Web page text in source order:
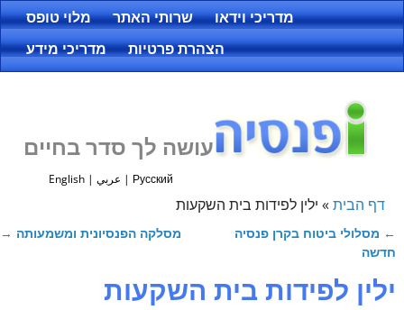
מלוי טופס שרותי האתר
מדריכי וידאו
מדריכי מידע
הצהרת פרטיות
עושה לך סדר בחיים
Русский
| عربي |
English
דף הבית» ילין לפידות בית השקעות
ניווט בפוסטים
← מסלולי ביטוח בקרן פנסיה
חדשה
מסלקה הפנסיונית ומשמעותה →
ילין לפידות בית השקעות